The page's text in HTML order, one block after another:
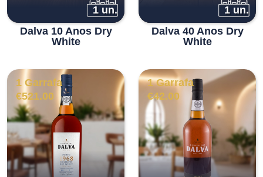
1 un.
Dalva 10 Anos Dry
White
1 un.
Dalva 40 Anos Dry
White
1 Garrafa
€521.00
1 Garrafa
€42.00